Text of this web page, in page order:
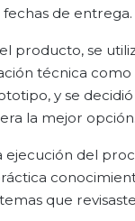
de entrega.
producto, se
técnica como
y se
la mejor
ejecución del
que